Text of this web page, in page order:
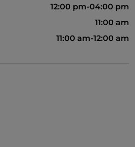
12:00 pm-04:00 pm
11:00 am
11:00 am-12:00 am